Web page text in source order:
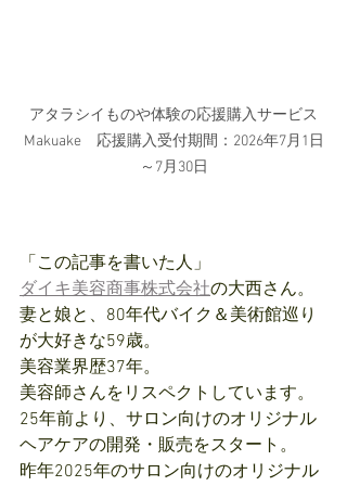
アタラシイものや体験の応援購入サービス
Makuake　応援購入受付期間：2026年7月1日
～7月30日
「この記事を書いた人」
ダイキ美容商事株式会社の大西さん。
妻と娘と、80年代バイク＆美術館巡り
が大好きな59歳。
美容業界歴37年。
美容師さんをリスペクトしています。
25年前より、サロン向けのオリジナル
ヘアケアの開発・販売をスタート。
昨年2025年のサロン向けのオリジナル